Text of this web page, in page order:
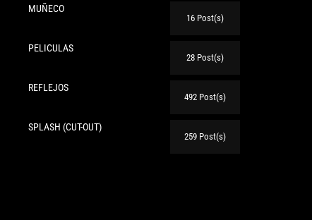
MUÑECO
16 Post(s)
PELICULAS
28 Post(s)
REFLEJOS
492 Post(s)
SPLASH (CUT-OUT)
259 Post(s)